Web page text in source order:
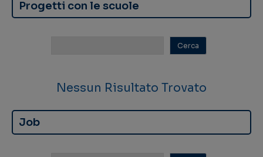
Progetti con le scuole
Nessun Risultato Trovato
Job